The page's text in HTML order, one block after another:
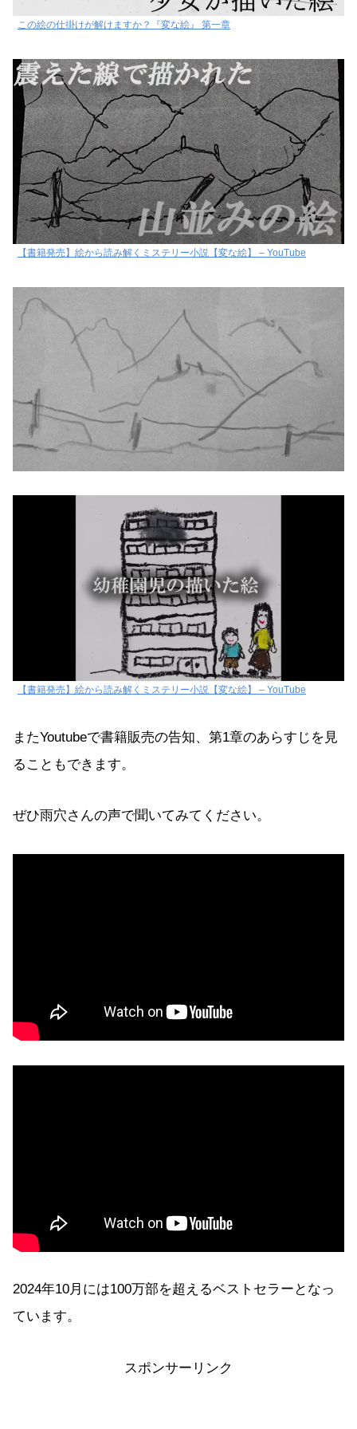
この絵の仕掛けが解けますか？『変な絵』 第一章
【書籍発売】絵から読み解くミステリー小説【変な絵】 – YouTube
【書籍発売】絵から読み解くミステリー小説【変な絵】 – YouTube
またYoutubeで書籍販売の告知、第1章のあらすじを見
ることもできます。
ぜひ雨穴さんの声で聞いてみてください。
2024年10月には100万部を超えるベストセラーとなっ
ています。
スポンサーリンク